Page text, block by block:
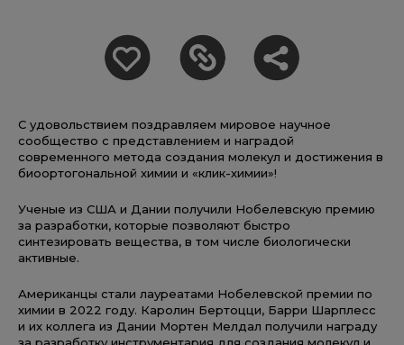
C удовольствием поздравляем мировое научное
сообщество с представлением и наградой
современного метода создания молекул и достижения в
биоортогональной химии и «клик-химии»!
Ученые из США и Дании получили Нобелевскую премию
за разработки, которые позволяют быстро
синтезировать вещества, в том числе биологически
активные.
Американцы стали лауреатами Нобелевской премии по
химии в 2022 году. Каролин Бертоцци, Барри Шарплесс
и их коллега из Дании Мортен Мелдал получили награду
за разработку инструментария для создания молекул и